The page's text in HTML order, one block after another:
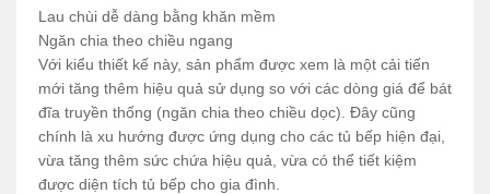
Lau chùi dễ dàng bằng khăn mềm
Ngăn chia theo chiều ngang
Với kiểu thiết kế này, sản phẩm được xem là một cải tiến
mới tăng thêm hiệu quả sử dụng so với các dòng giá để bát
đĩa truyền thống (ngăn chia theo chiều dọc). Đây cũng
chính là xu hướng được ứng dụng cho các tủ bếp hiện đại,
vừa tăng thêm sức chứa hiệu quả, vừa có thể tiết kiệm
được diện tích tủ bếp cho gia đình.